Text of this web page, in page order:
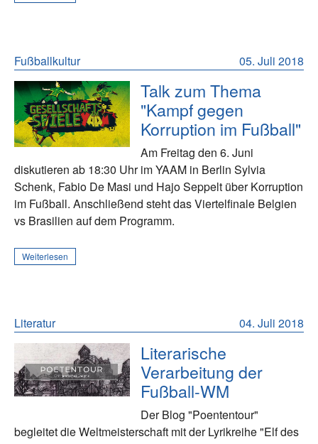
05. Juli 2018
Fußballkultur
Talk zum Thema
"Kampf gegen
Korruption im Fußball"
Am Freitag den 6. Juni
diskutieren ab 18:30 Uhr im YAAM in Berlin Sylvia
Schenk, Fabio De Masi und Hajo Seppelt über Korruption
im Fußball. Anschließend steht das Viertelfinale Belgien
vs Brasilien auf dem Programm.
Weiterlesen
04. Juli 2018
Literatur
Literarische
Verarbeitung der
Fußball-WM
Der Blog "Poententour"
begleitet die Weltmeisterschaft mit der Lyrikreihe "Elf des